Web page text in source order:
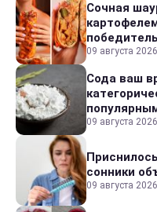
Сочная
09 августа
Сода ваш
09 августа
сонники
09 августа